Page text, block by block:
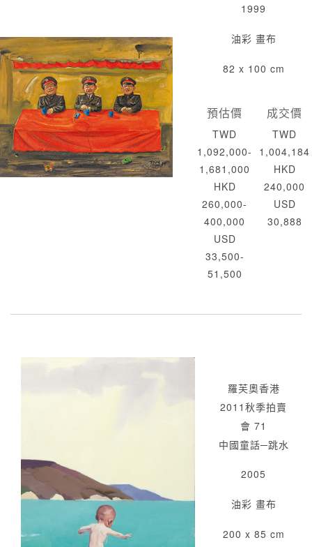
1999
油彩 畫布
82 x 100 cm
預估價
TWD
1,092,000-
1,681,000
HKD
260,000-
400,000
USD
33,500-
51,500
成交價
TWD
1,004,184
HKD
240,000
USD
30,888
羅芙奧香港
2011秋季拍賣
會 71
中國童話─跳水
2005
油彩 畫布
200 x 85 cm